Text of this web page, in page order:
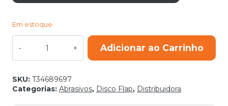
Em estoque
FLAP
27ULA
ZA120Q-
B
Adicionar ao Carrinho
SKU: T34689697
Categorias: Abrasivos, Disco Flap, Distribuidora